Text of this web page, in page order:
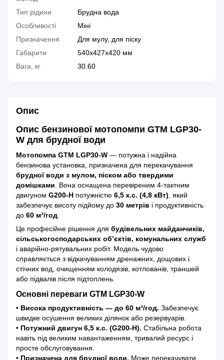
Тип рідини
Брудна вода
Особливості
Міні
Призначення
Для мулу, для піску
Габарити
540x427x420 мм
Вага, кг
30.60
Опис
Опис бензинової мотопомпи GTM LGP30-
W для брудної води
Мотопомпа GTM LGP30-W — потужна і надійна
бензинова установка, призначена для перекачування
брудної води з мулом, піском або твердими
домішками . Вона оснащена перевіреним 4-тактним
двигуном G200-H потужністю 6,5 к.с. (4,8 кВт) , який
забезпечує висоту підйому до 30 метрів і продуктивність
до 60 м³/год
Це професійне рішення для будівельних майданчиків,
сільськогосподарських об’єктів, комунальних служб
і аварійно-рятувальних робіт. Модель чудово
справляється з відкачуванням дренажних, дощових і
стічних вод, очищенням колодязів, котлованів, траншей
або підвалів після підтоплень.
Основні переваги GTM LGP30-W
• Висока продуктивність — до 60 м³/год. Забезпечує
швидке осушення великих ділянок або резервуарів.
• Потужний двигун 6,5 к.с. (G200-H). Стабільна робота
навіть під великим навантаженням, тривалий ресурс і
просте обслуговування.
• Призначена для брудної води. Може перекачувати